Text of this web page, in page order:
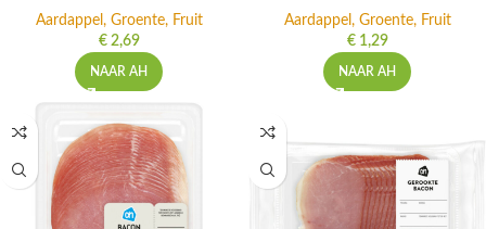
Aardappel, Groente, Fruit
€2,69
NAAR AH
Aardappel, Groente, Fruit
€1,29
NAAR AH